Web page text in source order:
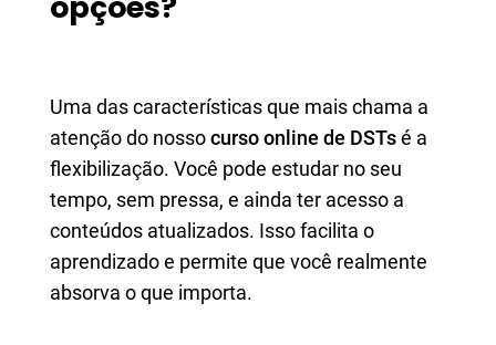
Uma das características que mais chama a
atenção do nossocurso online de DSTsé a
flexibilização. Você pode estudar no seu
tempo, sem pressa, e ainda ter acesso a
conteúdos atualizados. Isso facilita o
aprendizado e permite que você realmente
absorva o que importa.